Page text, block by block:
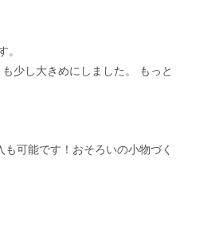
。
少し大きめにしました。 もっと
可能です！おそろいの小物づく